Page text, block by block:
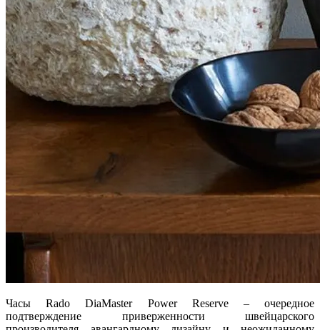
Часы Rado DiaMaster Power Reserve – очередное
подтверждение приверженности швейцарского